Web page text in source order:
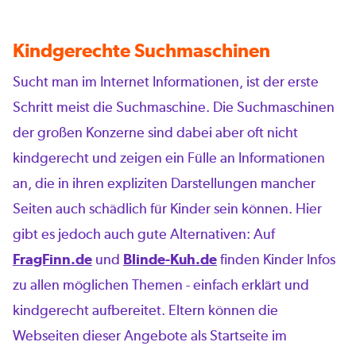
Kindgerechte Suchmaschinen
Sucht man im Internet Informationen, ist der erste
Schritt meist die Suchmaschine. Die Suchmaschinen
der großen Konzerne sind dabei aber oft nicht
kindgerecht und zeigen ein Fülle an Informationen
an, die in ihren expliziten Darstellungen mancher
Seiten auch schädlich für Kinder sein können. Hier
gibt es jedoch auch gute Alternativen: Auf
FragFinn.de und Blinde-Kuh.definden Kinder Infos
zu allen möglichen Themen - einfach erklärt und
kindgerecht aufbereitet. Eltern können die
Webseiten dieser Angebote als Startseite im